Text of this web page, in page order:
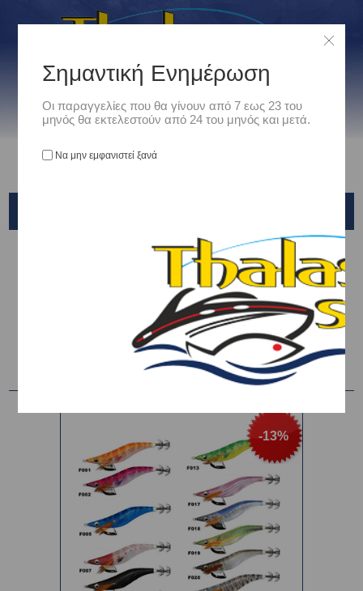
Είδη Αλιείας /
ΤΕΧΝΗΤΑ ΔΟΛΩΜΑΤΑ - ΤΣΑΠΑΡΙ - ΚΑΛΑΜΑΡΙΕΡΕΣ / ΚΑΛΑΜΑΡΙΕΡΕΣ /
YAMASHITA / EGI-OH F
Ταξινόμηση ανά
-13%
Σημαντική Ενημέρωση
Οι παραγγελίες που θα γίνουν από 7 εως 23 του
μηνός θα εκτελεστούν από 24 του μηνός και μετά.
Να μην εμφανιστεί ξανά